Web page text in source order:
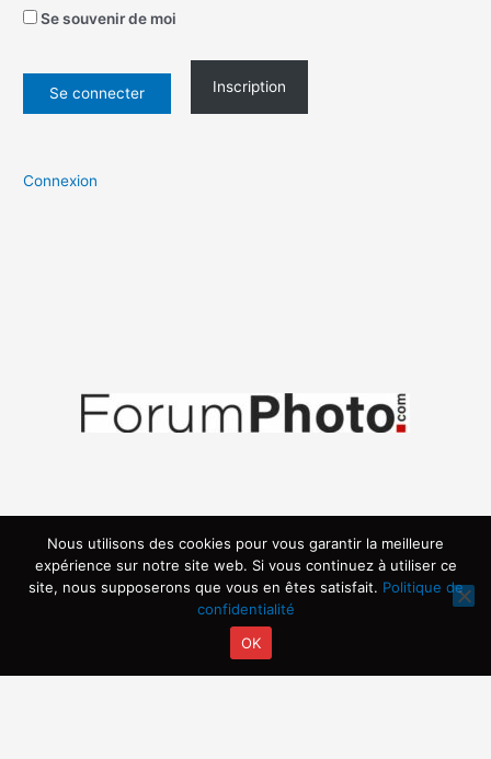
Se souvenir de moi
Inscription
Connexion
Copyright © 2026 | Propulsé par ARVIA
Nous utilisons des cookies pour vous garantir la meilleure
expérience sur notre site web. Si vous continuez à utiliser ce
site, nous supposerons que vous en êtes satisfait. Politique de
confidentialité
OK